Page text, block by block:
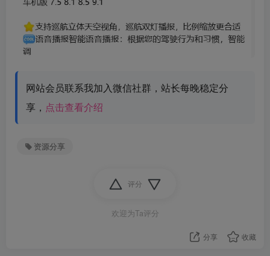
网站会员联系我加入微信社群，站长每晚稳定分
享， 点击查看介绍
资源分享
评分
欢迎为Ta评分
分享 收藏